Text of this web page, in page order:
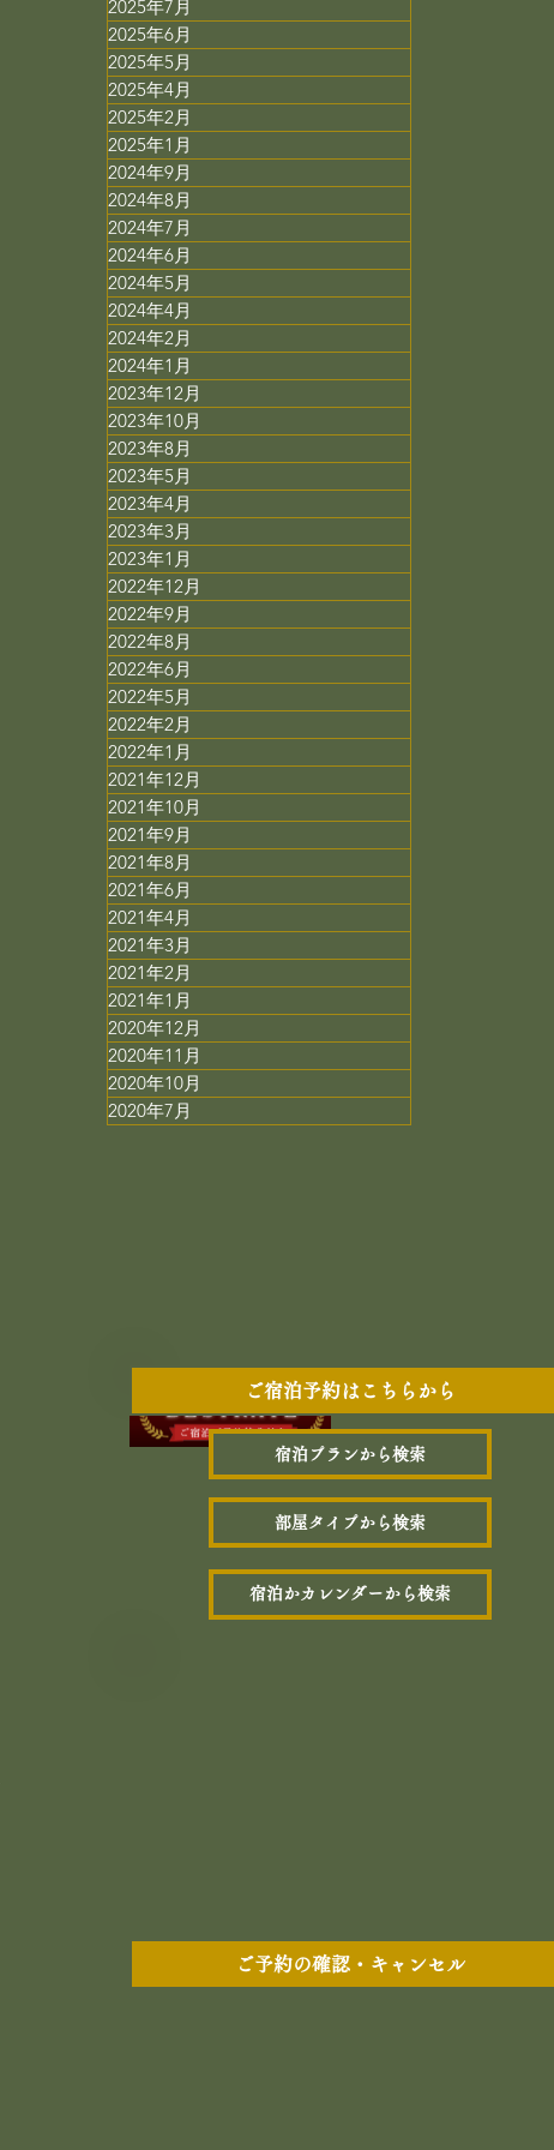
2025年7月
2025年6月
2025年5月
2025年4月
2025年2月
2025年1月
2024年9月
2024年8月
2024年7月
2024年6月
2024年5月
2024年4月
2024年2月
2024年1月
2023年12月
2023年10月
2023年8月
2023年5月
2023年4月
2023年3月
2023年1月
2022年12月
2022年9月
2022年8月
2022年6月
2022年5月
2022年2月
2022年1月
2021年12月
2021年10月
2021年9月
2021年8月
2021年6月
2021年4月
2021年3月
2021年2月
2021年1月
2020年12月
2020年11月
2020年10月
2020年7月
ご予約の確認・キャンセル
ご宿泊予約はこちらから
宿泊プランから検索
部屋タイプから検索
宿泊かカレンダーから検索